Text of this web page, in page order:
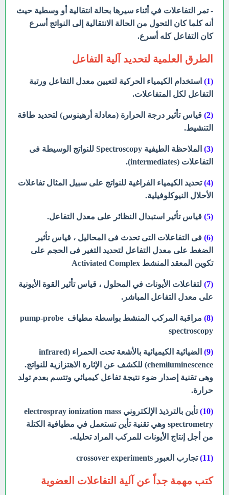
- تمر التفاعلات في أثناء سيرها بحالة انتقالية أو وسطية حيث
أنه كلما كان التحول من الحالة الانتقالية إلى النواتج أسرع
كان التفاعل كله أسرع.
الطرق العلمية لتحديد آلية التفاعل
(1)
استخدام الكيمياء الحركية لتعيين معدل التفاعل ورتبة
التفاعل لكل المتفاعلات.
(2)
قياس تأثير درجة الحرارة (معادلة أرهينوس) لتحديد طاقة
التنشيط.
(3)
الملاحظة الطيفية Spectroscopy للنواتج الوسيطة فى
التفاعلات (intermediates).
(4)
تحديد الكيمياء الفراغية للنواتج على سبيل المثال تفاعلات
الأحلال النيوكلوفيلية.
(5) قياس تأثير استبدال النظائر على معدل التفاعل.
(6)
فى التفاعلات التى تحدث فى المحاليل ، قياس تأثير
الضغط على معدل التفاعل لتحديد التغير فى الحجم على
تكوين المعقد المنشط Activiated Complex
(7)
لتفاعلات الأيونات في المحلول ، قياس تأثير القوة الأيونية
على معدل التفاعل المباشر.
(8)
مراقبة المركب المنشط بواسطة مطياف pump-probe
spectroscopy
(9)
الضيائية الكيميائية بالأشعة تحت الحمراء (infrared
chemiluminescence) للكشف عن الإثارة الاهتزازية للنواتج.
وهى تقنية إصدار ضوء نتيجة تفاعل كيميائي وتتسم بعدم تولد
حرارة.
(10)
تأين بالترذيذ الإلكتروني electrospray ionization mass
spectrometry وهي تقنية تأين تستعمل في مطيافية الكتلة
من أجل إنتاج الأيونات للمركب المراد تحليله.
(11) تجارب العبور crossover experiments
كتب مهمة جداً عن آلية التفاعلات العضوية